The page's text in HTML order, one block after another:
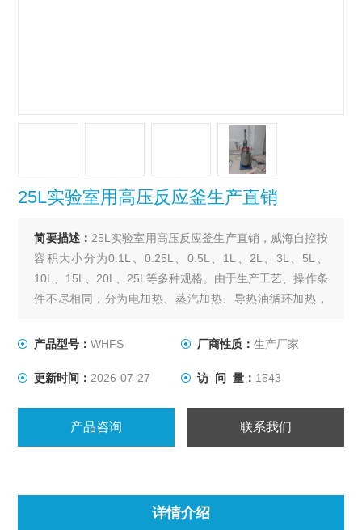
25L实验室用高压反应釜生产直销
简要描述： 25L实验室用高压反应釜生产直销，威海自控按
容积大小分为0.1L、0.25L、0.5L、1L、2L、3L、5L、
10L、15L、20L、25L等多种规格。由于生产工艺、操作条
件不尽相同，分为电加热、蒸汽加热、导热油循环加热，
推进式、自吸式、框式。其他要求可根据用户要求设计、
产品型号：WHFS 厂商性质： 生产厂家
更新时间： 2026-07-27 访 问 量： 1543
产品咨询 联系我们
详情介绍